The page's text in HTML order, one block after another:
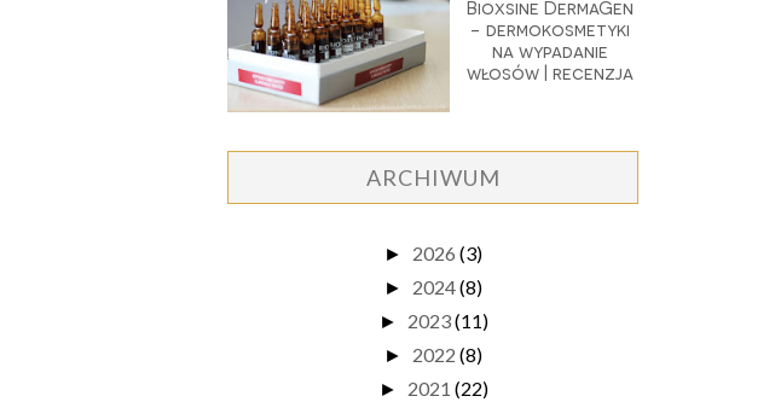
Bioxsine DermaGen
- dermokosmetyki
na wypadanie
włosów | recenzja
ARCHIWUM
► 2026 (3)
► 2024(8)
► 2023(11)
► 2022 (8)
► 2021 (22)